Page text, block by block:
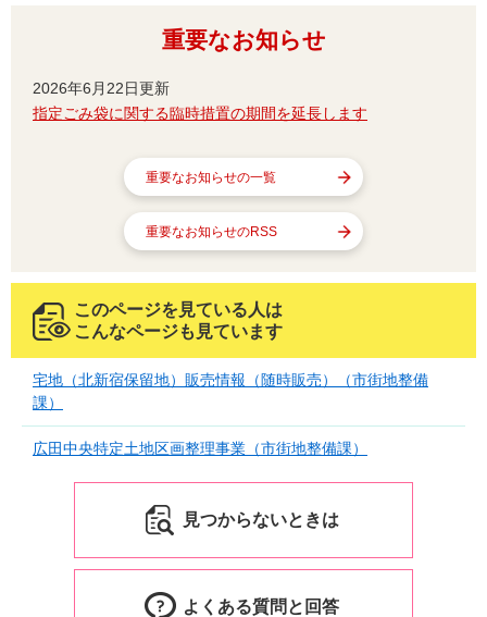
重要なお知らせ
2026年6月22日更新
指定ごみ袋に関する臨時措置の期間を延長します
重要なお知らせの一覧
重要なお知らせのRSS
このページを見ている人は
こんなページも見ています
宅地（北新宿保留地）販売情報（随時販売）（市街地整備
課）
広田中央特定土地区画整理事業（市街地整備課）
見つからないときは
よくある質問と回答